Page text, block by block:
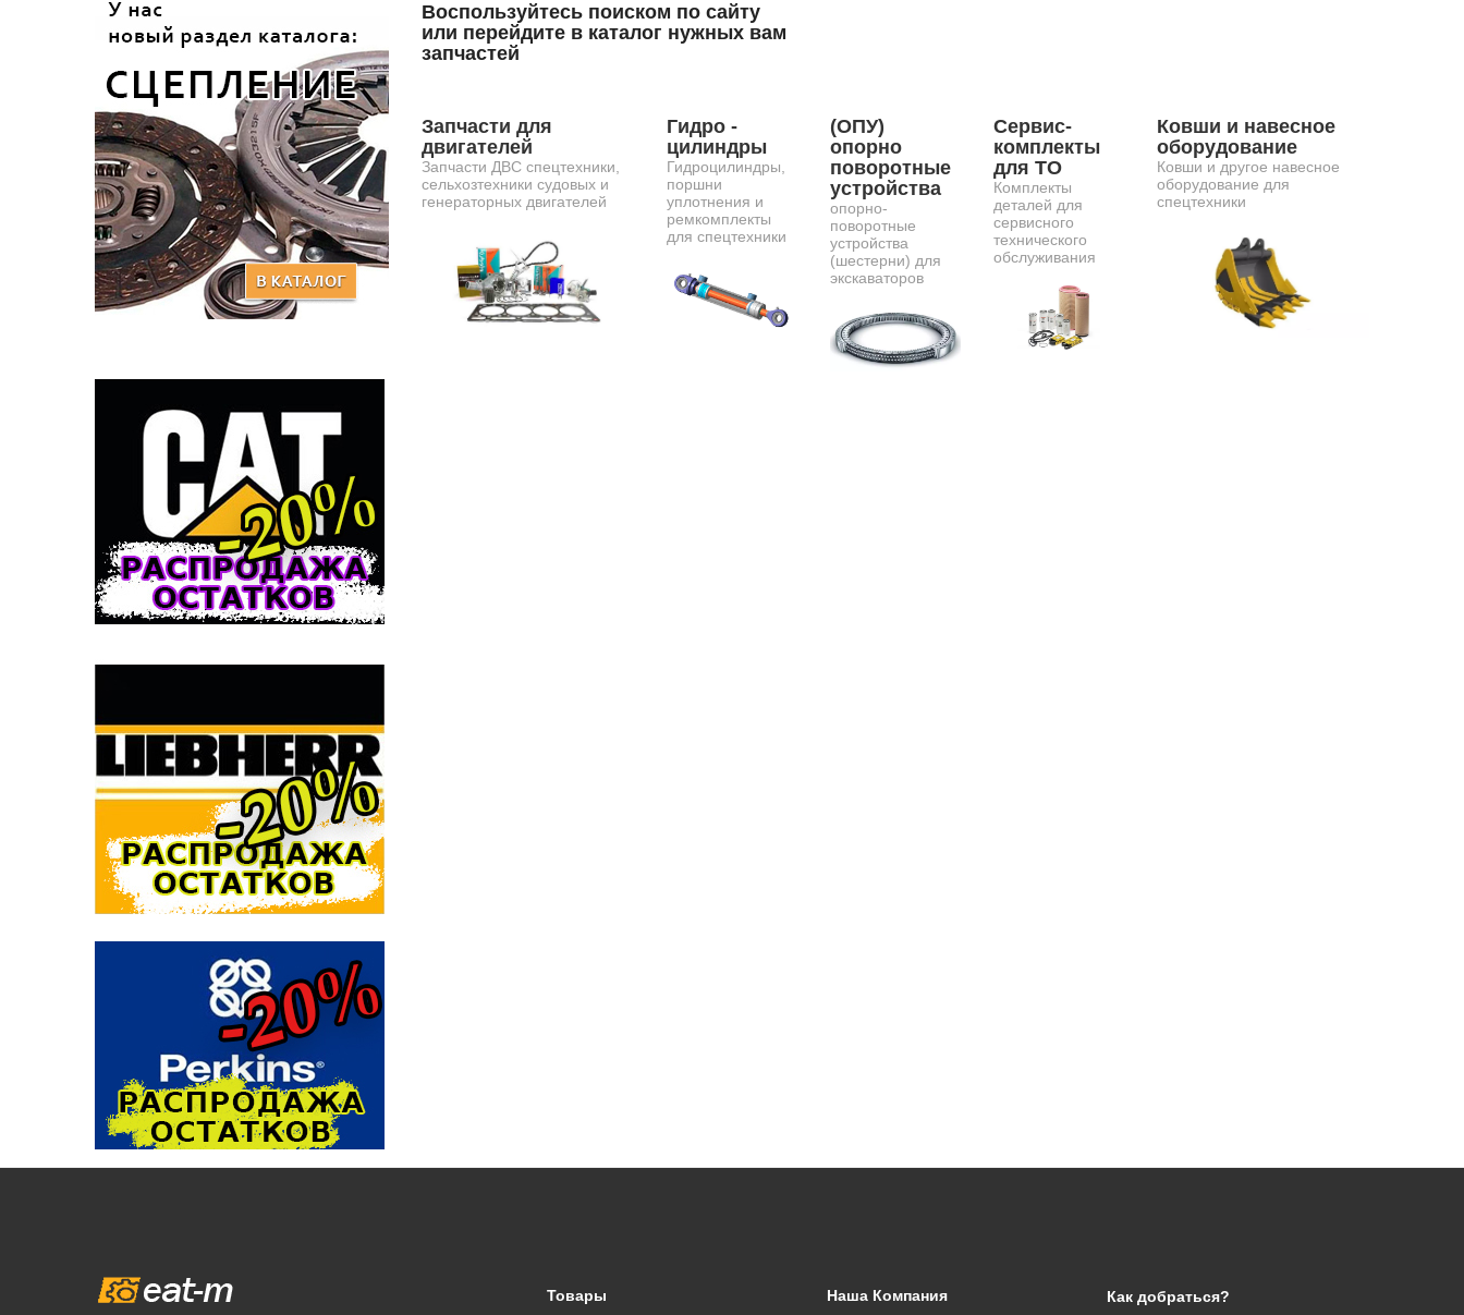
Воспользуйтесь поиском по сайту
или перейдите в каталог нужных вам
запчастей
Запчасти для
двигателей
Запчасти ДВС спецтехники,
сельхозтехники судовых и
генераторных двигателей
Гидро -
цилиндры
Гидроцилиндры,
поршни
уплотнения и
ремкомплекты
для спецтехники
(ОПУ)
опорно
поворотные
устройства
опорно-
поворотные
устройства
(шестерни) для
экскаваторов
Сервис-
комплекты
для ТО
Комплекты
деталей для
сервисного
технического
обслуживания
Ковши и навесное
оборудование
Ковши и другое навесное
оборудование для
спецтехники
Товары Наша Компания Как добраться?